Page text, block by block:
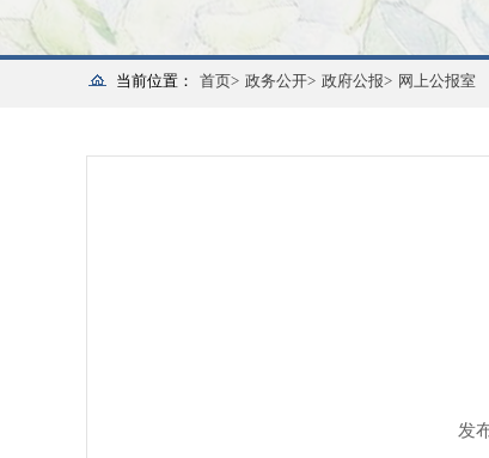
当前位置： 首页> 政务公开> 政府公报> 网上公报室
发